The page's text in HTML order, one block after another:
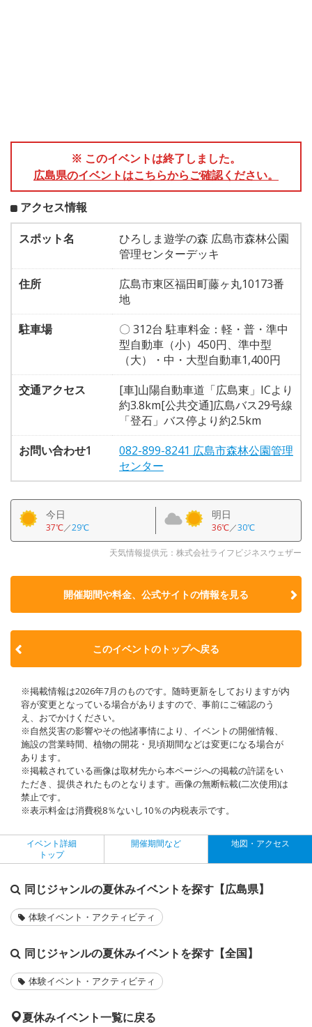
※ このイベントは終了しました。
広島県のイベントはこちらからご確認ください。
アクセス情報
スポット名
ひろしま遊学の森 広島市森林公園
管理センターデッキ
住所
広島市東区福田町藤ヶ丸10173番
地
駐車場
〇 312台 駐車料金：軽・普・準中
型自動車（小）450円、準中型
（大）・中・大型自動車1,400円
交通アクセス
[車]山陽自動車道「広島東」ICより
約3.8km[公共交通]広島バス29号線
「登石」バス停より約2.5km
お問い合わせ1
082-899-8241 広島市森林公園管理
センター
今日
37℃／29℃
明日
36℃／30℃
天気情報提供元：株式会社ライフビジネスウェザー
開催期間や料金、公式サイトの情報を見る
このイベントのトップへ戻る
※掲載情報は2026年7月のものです。随時更新をしておりますが内
容が変更となっている場合がありますので、事前にご確認のう
え、おでかけください。
※自然災害の影響やその他諸事情により、イベントの開催情報、
施設の営業時間、植物の開花・見頃期間などは変更になる場合が
あります。
※掲載されている画像は取材先から本ページへの掲載の許諾をい
ただき、提供されたものとなります。画像の無断転載(二次使用)は
禁止です。
※表示料金は消費税8％ないし10％の内税表示です。
イベント詳細
トップ
開催期間など 地図・アクセス
同じジャンルの夏休みイベントを探す【広島県】
体験イベント・アクティビティ
同じジャンルの夏休みイベントを探す【全国】
体験イベント・アクティビティ
夏休みイベント一覧に戻る